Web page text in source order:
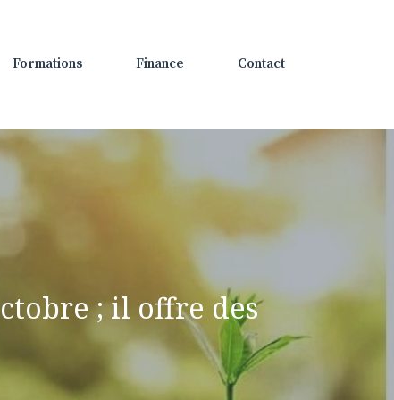
Formations Finance Contact
; il offre des